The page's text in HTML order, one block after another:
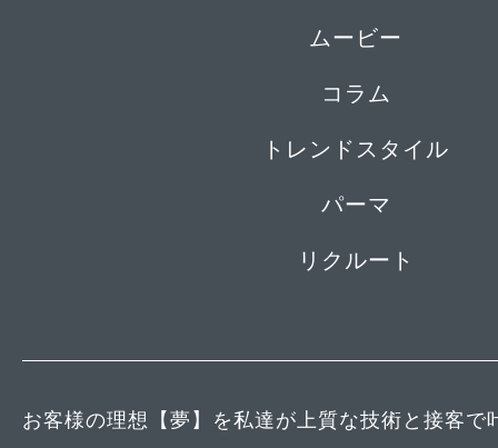
ムービー
コラム
トレンドスタイル
パーマ
リクルート
お客様の理想【夢】を私達が上質な技術と接客で